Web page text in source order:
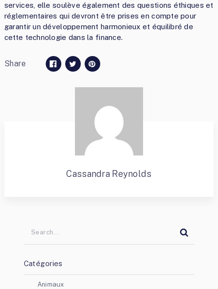
services, elle soulève également des questions éthiques et
réglementaires qui devront être prises en compte pour
garantir un développement harmonieux et équilibré de
cette technologie dans la finance.
Share
Cassandra Reynolds
Catégories
Animaux